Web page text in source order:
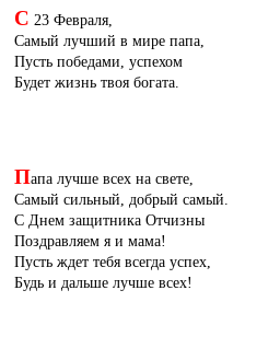
С 23 Февраля,
Самый лучший в мире папа,
Пусть победами, успехом
Будет жизнь твоя богата.
Папа лучше всех на свете,
Самый сильный, добрый самый.
С Днем защитника Отчизны
Поздравляем я и мама!
Пусть ждет тебя всегда успех,
Будь и дальше лучше всех!